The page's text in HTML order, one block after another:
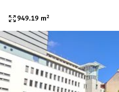
949.19 m²